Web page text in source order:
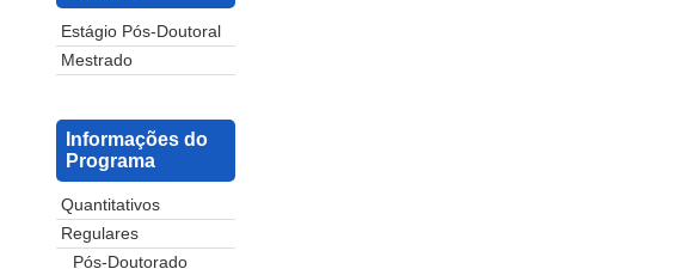
Estágio Pós-Doutoral
Mestrado
Informações do
Programa
Quantitativos
Regulares
Pós-Doutorado